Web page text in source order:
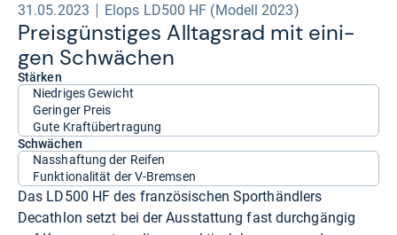
Redaktion.
31.05.2023 Elops LD500 HF (Modell 2023)
Preis­güns­ti­ges All­tags­rad mit eini­
gen Schwä­chen
Stärken
Niedriges Gewicht
Geringer Preis
Gute Kraftübertragung
Schwächen
Nasshaftung der Reifen
Funktionalität der V-Bremsen
Das LD500 HF des französischen Sporthändlers
Decathlon setzt bei der Ausstattung fast durchgängig